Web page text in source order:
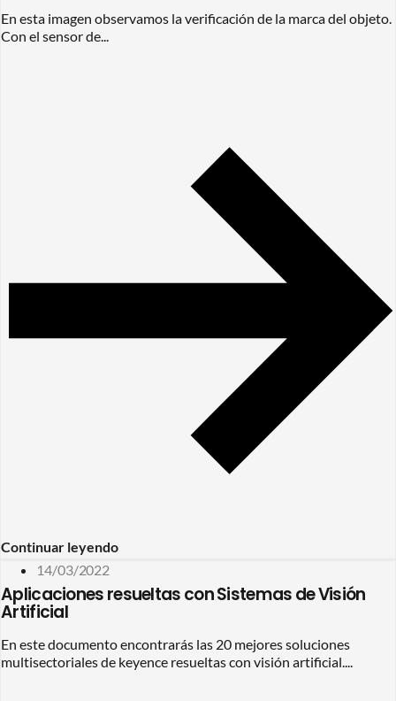
En esta imagen observamos la verificación de la marca del objeto.
Con el sensor de...
Continuar leyendo
14/03/2022
Aplicaciones resueltas con Sistemas de Visión
Artificial
En este documento encontrarás las 20 mejores soluciones
multisectoriales de keyence resueltas con visión artificial....